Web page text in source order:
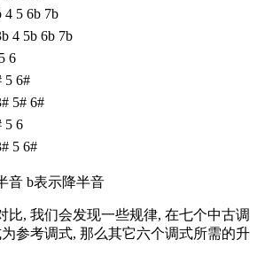
4 5 6b 7b
4 5b 6b 7b
6
5 6#
5# 6#
5 6
5 6#
音 b表示降半音
比, 我们会发现一些规律, 在七个中古调
参考调式, 那么其它六个调式所需的升